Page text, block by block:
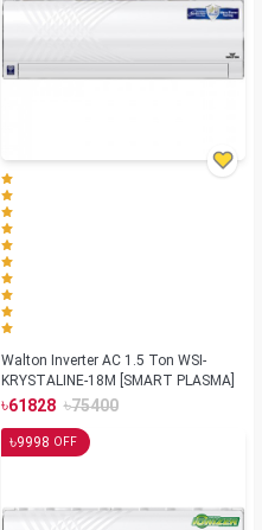
Walton Inverter AC 1.5 Ton WSI-
KRYSTALINE-18M [SMART PLASMA]
৳61828 ৳75400
৳9998 OFF